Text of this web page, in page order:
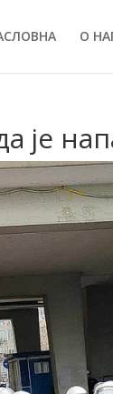
О
је